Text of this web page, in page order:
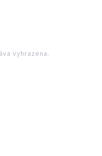
několik zajímavostí z praxe a
vyplatí.
vyhrazena.